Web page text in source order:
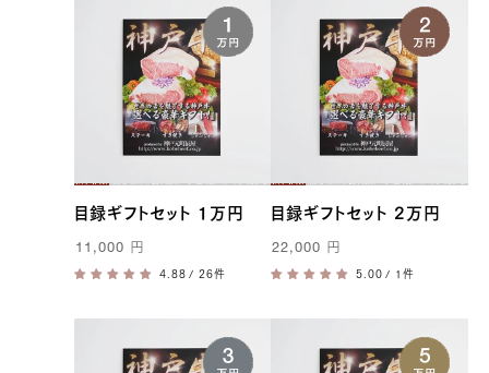
目録ギフトセット 1万円
11,000 円
/ 26件
目録ギフトセット 2万円
22,000 円
/ 1件